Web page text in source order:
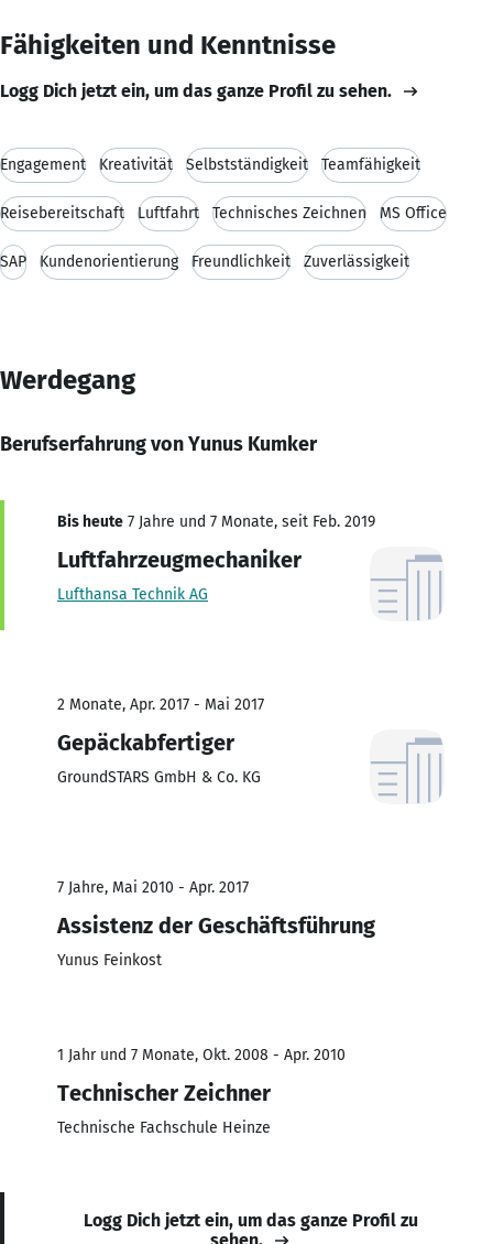
Fähigkeiten und Kenntnisse
Logg Dich jetzt ein, um das ganze Profil zu sehen.
Engagement Kreativität Selbstständigkeit Teamfähigkeit
Reisebereitschaft Luftfahrt Technisches Zeichnen MS Office
SAP Kundenorientierung Freundlichkeit Zuverlässigkeit
Werdegang
Berufserfahrung von Yunus Kumker
Bis heute 7 Jahre und 7 Monate, seit Feb. 2019
Luftfahrzeugmechaniker
Lufthansa Technik AG
2 Monate, Apr. 2017 - Mai 2017
Gepäckabfertiger
GroundSTARS GmbH & Co. KG
7 Jahre, Mai 2010 - Apr. 2017
Assistenz der Geschäftsführung
Yunus Feinkost
1 Jahr und 7 Monate, Okt. 2008 - Apr. 2010
Technischer Zeichner
Technische Fachschule Heinze
Logg Dich jetzt ein, um das ganze Profil zu